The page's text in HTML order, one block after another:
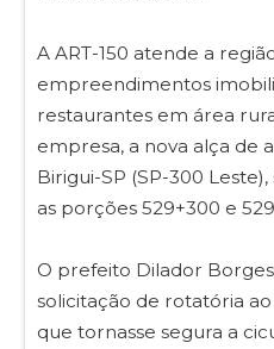
A ART-150 atende a
empreendimentos
restaurantes em área
empresa, a nova alça de
Birigui-SP (SP-300
as porções 529+300 e
O prefeito Dilador
solicitação de rotatória
que tornasse segura a